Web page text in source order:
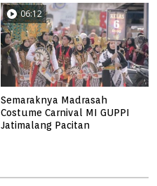
06:12
Semaraknya Madrasah
Costume Carnival MI GUPPI
Jatimalang Pacitan